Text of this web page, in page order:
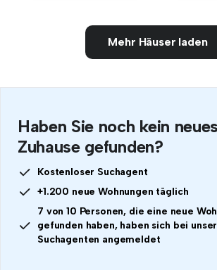
Mehr Häuser laden
Haben Sie noch kein neues
Zuhause gefunden?
Kostenloser Suchagent
+1.200 neue Wohnungen täglich
7 von 10 Personen, die eine neue
gefunden haben, haben sich bei
Suchagenten angemeldet